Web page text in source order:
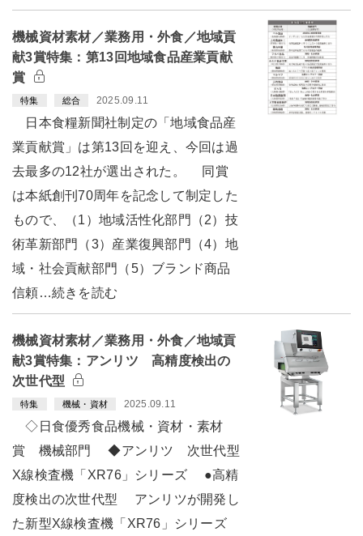
機械資材素材／業務用・外食／地域貢
献3賞特集：第13回地域食品産業貢献
賞
特集 総合 2025.09.11
日本食糧新聞社制定の「地域食品産
業貢献賞」は第13回を迎え、今回は過
去最多の12社が選出された。 同賞
は本紙創刊70周年を記念して制定した
もので、（1）地域活性化部門（2）技
術革新部門（3）産業復興部門（4）地
域・社会貢献部門（5）ブランド商品
信頼…続きを読む
機械資材素材／業務用・外食／地域貢
献3賞特集：アンリツ 高精度検出の
次世代型
特集 機械・資材 2025.09.11
◇日食優秀食品機械・資材・素材
賞 機械部門 ◆アンリツ 次世代型
X線検査機「XR76」シリーズ ●高精
度検出の次世代型 アンリツが開発し
た新型X線検査機「XR76」シリーズ